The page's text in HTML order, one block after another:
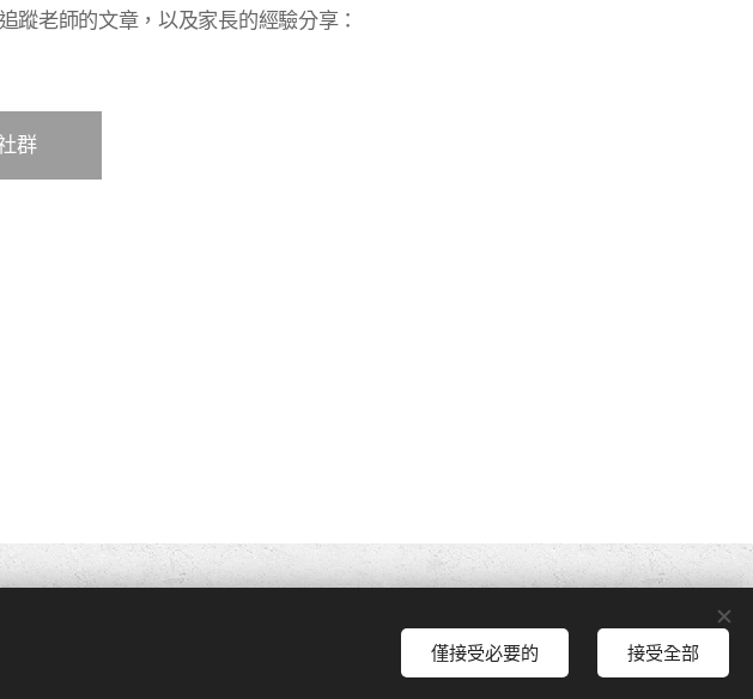
蹤老師的文章，以及家長的經驗分享：
群
僅接受必要的 接受全部